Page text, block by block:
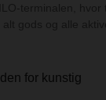
for kunstig